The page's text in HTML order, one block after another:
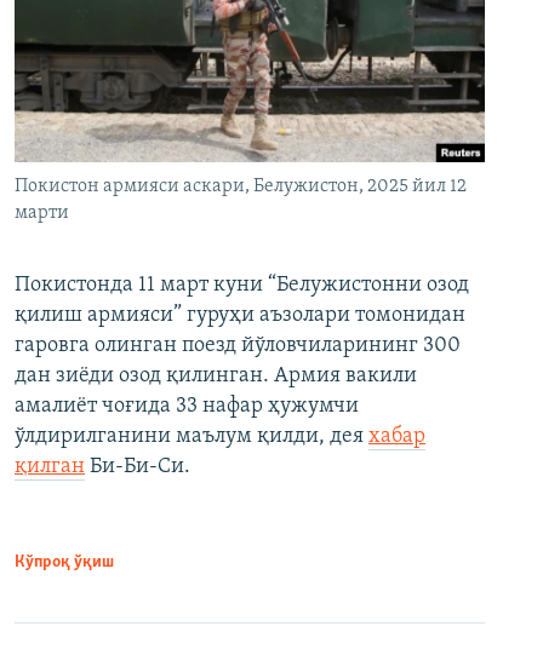
Покистон армияси аскари, Белужистон, 2025 йил 12
марти
Покистонда 11 март куни “Белужистонни озод
қилиш армияси” гуруҳи аъзолари томонидан
гаровга олинган поезд йўловчиларининг 300
дан зиёди озод қилинган. Армия вакили
амалиёт чоғида 33 нафар ҳужумчи
ўлдирилганини маълум қилди, дея хабар
қилган Би-Би-Си.
Кўпроқ ўқиш